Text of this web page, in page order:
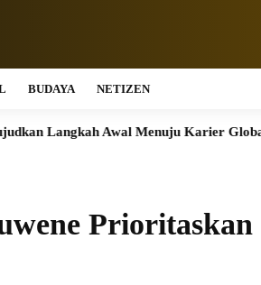
BUDAYA NETIZEN
Awal Menuju Karier Global
Prioritaskan